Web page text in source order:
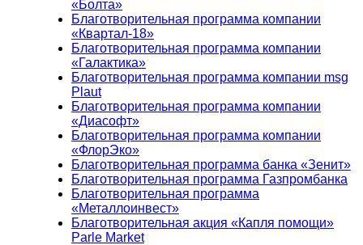
«Болта»
Благотворительная программа компании
«Квартал-18»
Благотворительная программа компании
«Галактика»
Благотворительная программа компании msg
Plaut
Благотворительная программа компании
«Диасофт»
Благотворительная программа компании
«ФлорЭко»
Благотворительная программа банка «Зенит»
Благотворительная программа Газпромбанка
Благотворительная программа
«Металлоинвест»
Благотворительная акция «Капля помощи»
Parle Market